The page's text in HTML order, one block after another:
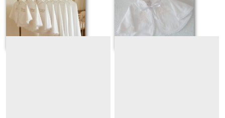
15€
doublure broderie anglaise
À partir de 54€